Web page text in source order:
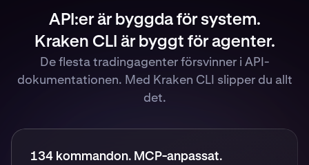
API:er är byggda för system.
Kraken CLI är byggt för agenter.
De flesta tradingagenter försvinner i API-
dokumentationen. Med Kraken CLI slipper du allt
det.
134 kommandon. MCP-anpassat.